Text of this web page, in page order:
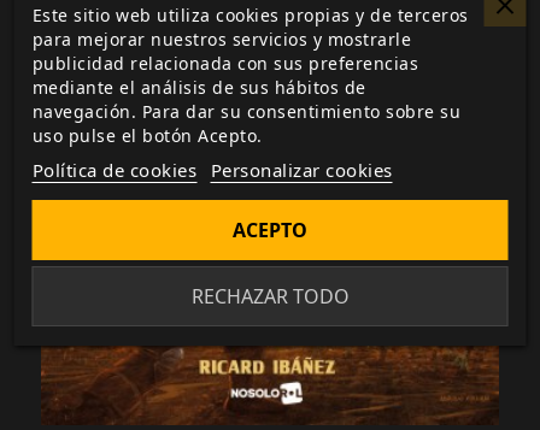
Este sitio web utiliza cookies propias y de terceros
para mejorar nuestros servicios y mostrarle
publicidad relacionada con sus preferencias
mediante el análisis de sus hábitos de
navegación. Para dar su consentimiento sobre su
uso pulse el botón Acepto.
Política de cookies Personalizar cookies
RECHAZAR TODO
ACEPTO